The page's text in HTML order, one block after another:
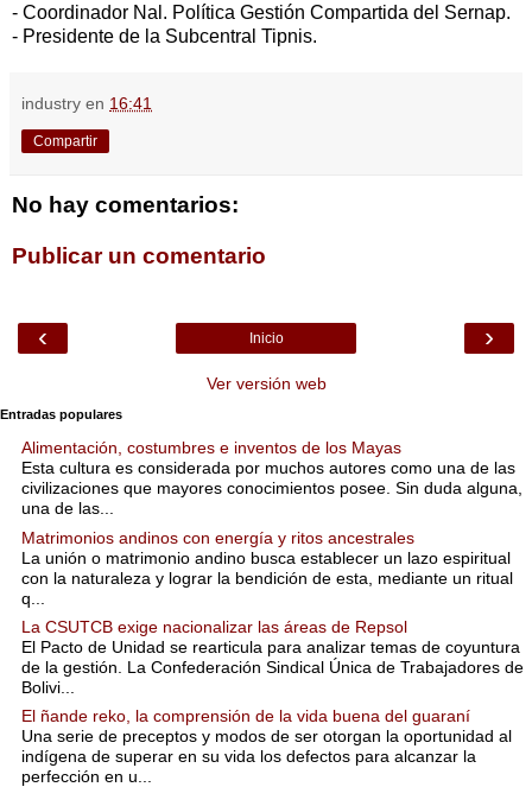
- Coordinador Nal. Política Gestión Compartida del Sernap.
- Presidente de la Subcentral Tipnis.
industry en 16:41
Compartir
No hay comentarios:
Publicar un comentario
‹ ›
Inicio
Ver versión web
Entradas populares
Alimentación, costumbres e inventos de los Mayas
Esta cultura es considerada por muchos autores como una de las
civilizaciones que mayores conocimientos posee. Sin duda alguna,
una de las...
Matrimonios andinos con energía y ritos ancestrales
La unión o matrimonio andino busca establecer un lazo espiritual
con la naturaleza y lograr la bendición de esta, mediante un ritual
q...
La CSUTCB exige nacionalizar las áreas de Repsol
El Pacto de Unidad se rearticula para analizar temas de coyuntura
de la gestión. La Confederación Sindical Única de Trabajadores de
Bolivi...
El ñande reko, la comprensión de la vida buena del guaraní
Una serie de preceptos y modos de ser otorgan la oportunidad al
indígena de superar en su vida los defectos para alcanzar la
perfección en u...